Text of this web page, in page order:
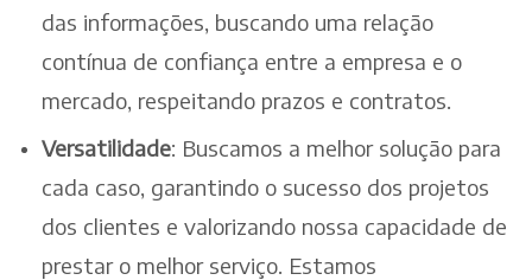
das informações, buscando uma relação
contínua de confiança entre a empresa e o
mercado, respeitando prazos e contratos.
Versatilidade: Buscamos a melhor solução para
cada caso, garantindo o sucesso dos projetos
dos clientes e valorizando nossa capacidade de
prestar o melhor serviço. Estamos